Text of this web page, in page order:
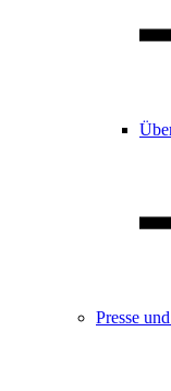
Presse